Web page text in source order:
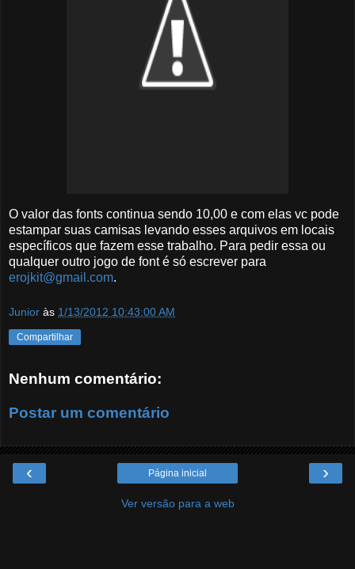
O valor das fonts continua sendo 10,00 e com elas vc pode
estampar suas camisas levando esses arquivos em locais
específicos que fazem esse trabalho. Para pedir essa ou
qualquer outro jogo de font é só escrever para
erojkit@gmail.com.
Junior às 1/13/2012 10:43:00 AM
Compartilhar
Nenhum comentário:
Postar um comentário
‹ ›
Página inicial
Ver versão para a web